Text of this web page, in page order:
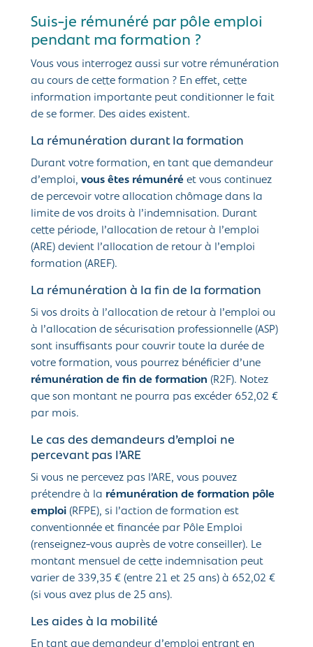
Suis-je rémunéré par pôle emploi
pendant ma formation ?
Vous vous interrogez aussi sur votre rémunération
au cours de cette formation ? En effet, cette
information importante peut conditionner le fait
de se former. Des aides existent.
La rémunération durant la formation
Durant votre formation, en tant que demandeur
d’emploi, vous êtes rémunéré et vous continuez
de percevoir votre allocation chômage dans la
limite de vos droits à l’indemnisation. Durant
cette période, l’allocation de retour à l’emploi
(ARE) devient l’allocation de retour à l’emploi
formation (AREF).
La rémunération à la fin de la formation
Si vos droits à l’allocation de retour à l’emploi ou
à l’allocation de sécurisation professionnelle (ASP)
sont insuffisants pour couvrir toute la durée de
votre formation, vous pourrez bénéficier d’une
rémunération de fin de formation (R2F). Notez
que son montant ne pourra pas excéder 652,02 €
par mois.
Le cas des demandeurs d’emploi ne
percevant pas l’ARE
Si vous ne percevez pas l’ARE, vous pouvez
prétendre à la rémunération de formation pôle
emploi (RFPE), si l’action de formation est
conventionnée et financée par Pôle Emploi
(renseignez-vous auprès de votre conseiller). Le
montant mensuel de cette indemnisation peut
varier de 339,35 € (entre 21 et 25 ans) à 652,02 €
(si vous avez plus de 25 ans).
Les aides à la mobilité
En tant que demandeur d’emploi entrant en